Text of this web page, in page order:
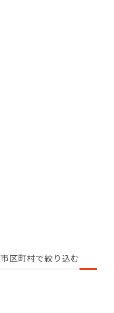
区町村で絞り込む